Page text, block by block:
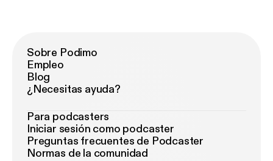
Sobre Podimo
Empleo
Blog
¿Necesitas ayuda?
Para podcasters
Iniciar sesión como podcaster
Preguntas frecuentes de Podcaster
Normas de la comunidad